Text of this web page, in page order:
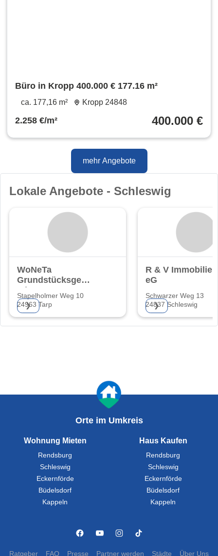
Büro in Kropp 400.000 € 177.16 m²
ca. 177,16 m² Kropp 24848
2.258 €/m² 400.000 €
mehr Angebote
Lokale Angebote - Schleswig
WoNeTa
Grundstücksgesellschaft
mbH
Stapelholmer Weg 10
24963 Tarp
❯
R & V Immobilien
eG
Schwarzer Weg 13
24837 Schleswig
❯
Orte im Umkreis
Wohnung Mieten
Rendsburg
Schleswig
Eckernförde
Büdelsdorf
Kappeln
Haus Kaufen
Rendsburg
Schleswig
Eckernförde
Büdelsdorf
Kappeln
Ratgeber FAQ Presse Partner werden Städte Über Uns